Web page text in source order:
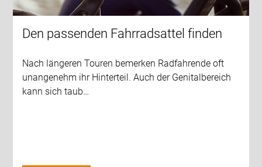
Den passenden Fahrradsattel finden
Nach längeren Touren bemerken Radfahrende oft
unangenehm ihr Hinterteil. Auch der Genitalbereich
kann sich taub…